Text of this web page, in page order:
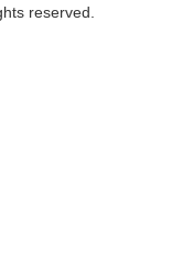
reserved.